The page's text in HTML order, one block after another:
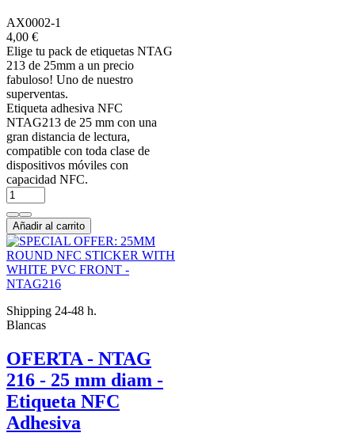
AX0002-1
4,00 €
Elige tu pack de etiquetas NTAG
213 de 25mm a un precio
fabuloso! Uno de nuestro
superventas.
Etiqueta adhesiva NFC
NTAG213 de 25 mm con una
gran distancia de lectura,
compatible con toda clase de
dispositivos móviles con
capacidad NFC.
Añadir al carrito
Shipping 24-48 h.
Blancas
OFERTA - NTAG
216 - 25 mm diam -
Etiqueta NFC
Adhesiva